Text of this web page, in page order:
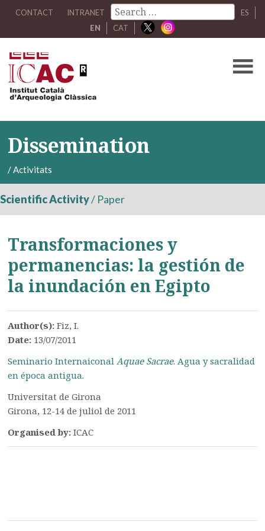
CONTACT INTRANET
ES
EN
CAT
Dissemination
/Activitats
Scientific Activity/ Paper
Transformaciones y
permanencias: la gestión de
la inundación en Egipto
Author(s):Fiz, I.
Date: 13/07/2011
Seminario InternaiconalAquae Sacrae. Agua y sacralidad
en época antigua.
Universitat de Girona
Girona, 12-14 de juliol de 2011
Organised by:ICAC